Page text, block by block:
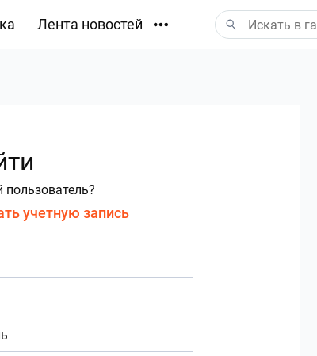
Лента новостей
учетную запись